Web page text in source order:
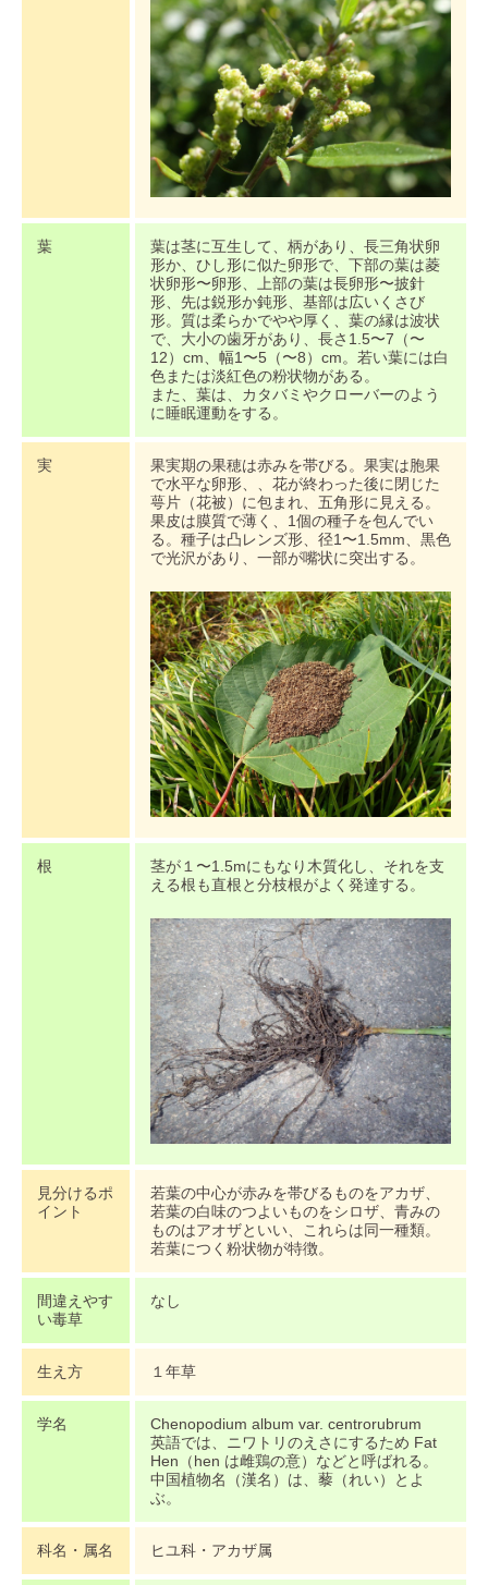
葉
葉は茎に互生して、柄があり、長三角状卵
形か、ひし形に似た卵形で、下部の葉は菱
状卵形〜卵形、上部の葉は長卵形〜披針
形、先は鋭形か鈍形、基部は広いくさび
形。質は柔らかでやや厚く、葉の縁は波状
で、大小の歯牙があり、長さ1.5〜7（〜
12）cm、幅1〜5（〜8）cm。若い葉には白
色または淡紅色の粉状物がある。
また、葉は、カタバミやクローバーのよう
に睡眠運動をする。
実
果実期の果穂は赤みを帯びる。果実は胞果
で水平な卵形、、花が終わった後に閉じた
萼片（花被）に包まれ、五角形に見える。
果皮は膜質で薄く、1個の種子を包んでい
る。種子は凸レンズ形、径1〜1.5mm、黒色
で光沢があり、一部が嘴状に突出する。
根
茎が１〜1.5mにもなり木質化し、それを支
える根も直根と分枝根がよく発達する。
見分けるポ
イント
若葉の中心が赤みを帯びるものをアカザ、
若葉の白味のつよいものをシロザ、青みの
ものはアオザといい、これらは同一種類。
若葉につく粉状物が特徴。
間違えやす
い毒草
なし
生え方 １年草
学名
Chenopodium album var. centrorubrum
英語では、ニワトリのえさにするため Fat
Hen（hen は雌鶏の意）などと呼ばれる。
中国植物名（漢名）は、藜（れい）とよ
ぶ。
科名・属名 ヒユ科・アカザ属